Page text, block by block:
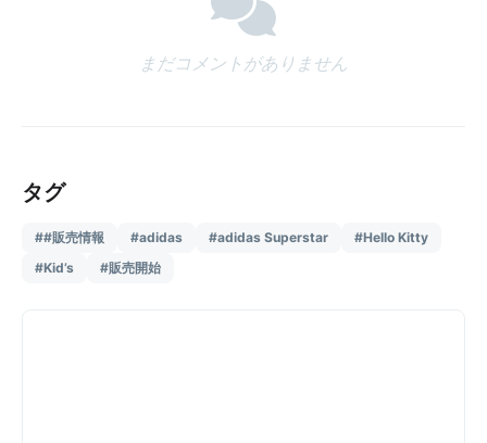
まだコメントがありません
タグ
##販売情報 #adidas #adidas Superstar
#Hello Kitty
#Kid’s
#販売開始